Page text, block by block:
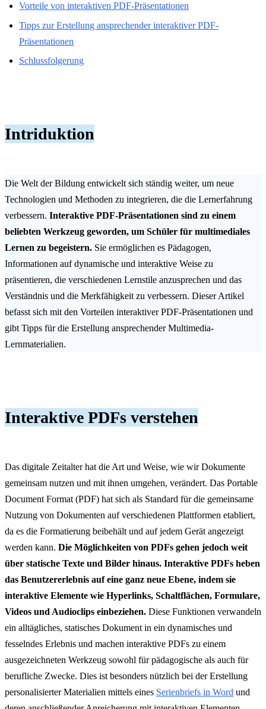
Vorteile von interaktiven PDF-Präsentationen
Tipps zur Erstellung ansprechender interaktiver PDF-
Präsentationen
Schlussfolgerung
Intriduktion
Die Welt der Bildung entwickelt sich ständig weiter, um neue
Technologien und Methoden zu integrieren, die die Lernerfahrung
verbessern. Interaktive PDF-Präsentationen sind zu einem
beliebten Werkzeug geworden, um Schüler für multimediales
Lernen zu begeistern. Sie ermöglichen es Pädagogen,
Informationen auf dynamische und interaktive Weise zu
präsentieren, die verschiedenen Lernstile anzusprechen und das
Verständnis und die Merkfähigkeit zu verbessern. Dieser Artikel
befasst sich mit den Vorteilen interaktiver PDF-Präsentationen und
gibt Tipps für die Erstellung ansprechender Multimedia-
Lernmaterialien.
Interaktive PDFs verstehen
Das digitale Zeitalter hat die Art und Weise, wie wir Dokumente
gemeinsam nutzen und mit ihnen umgehen, verändert. Das Portable
Document Format (PDF) hat sich als Standard für die gemeinsame
Nutzung von Dokumenten auf verschiedenen Plattformen etabliert,
da es die Formatierung beibehält und auf jedem Gerät angezeigt
werden kann. Die Möglichkeiten von PDFs gehen jedoch weit
über statische Texte und Bilder hinaus. Interaktive PDFs heben
das Benutzererlebnis auf eine ganz neue Ebene, indem sie
interaktive Elemente wie Hyperlinks, Schaltflächen, Formulare,
Videos und Audioclips einbeziehen. Diese Funktionen verwandeln
ein alltägliches, statisches Dokument in ein dynamisches und
fesselndes Erlebnis und machen interaktive PDFs zu einem
ausgezeichneten Werkzeug sowohl für pädagogische als auch für
berufliche Zwecke. Dies ist besonders nützlich bei der Erstellung
personalisierter Materialien mittels eines Serienbriefs in Word und